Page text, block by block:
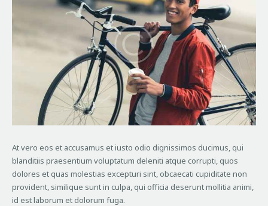
At vero eos et accusamus et iusto odio dignissimos ducimus, qui
blanditiis praesentium voluptatum deleniti atque corrupti, quos
dolores et quas molestias excepturi sint, obcaecati cupiditate non
provident, similique sunt in culpa, qui officia deserunt mollitia animi,
id est laborum et dolorum fuga.